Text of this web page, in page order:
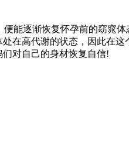
能逐渐恢复怀孕前的窈窕
在高代谢的状态，因此在
对自己的身材恢复自信!